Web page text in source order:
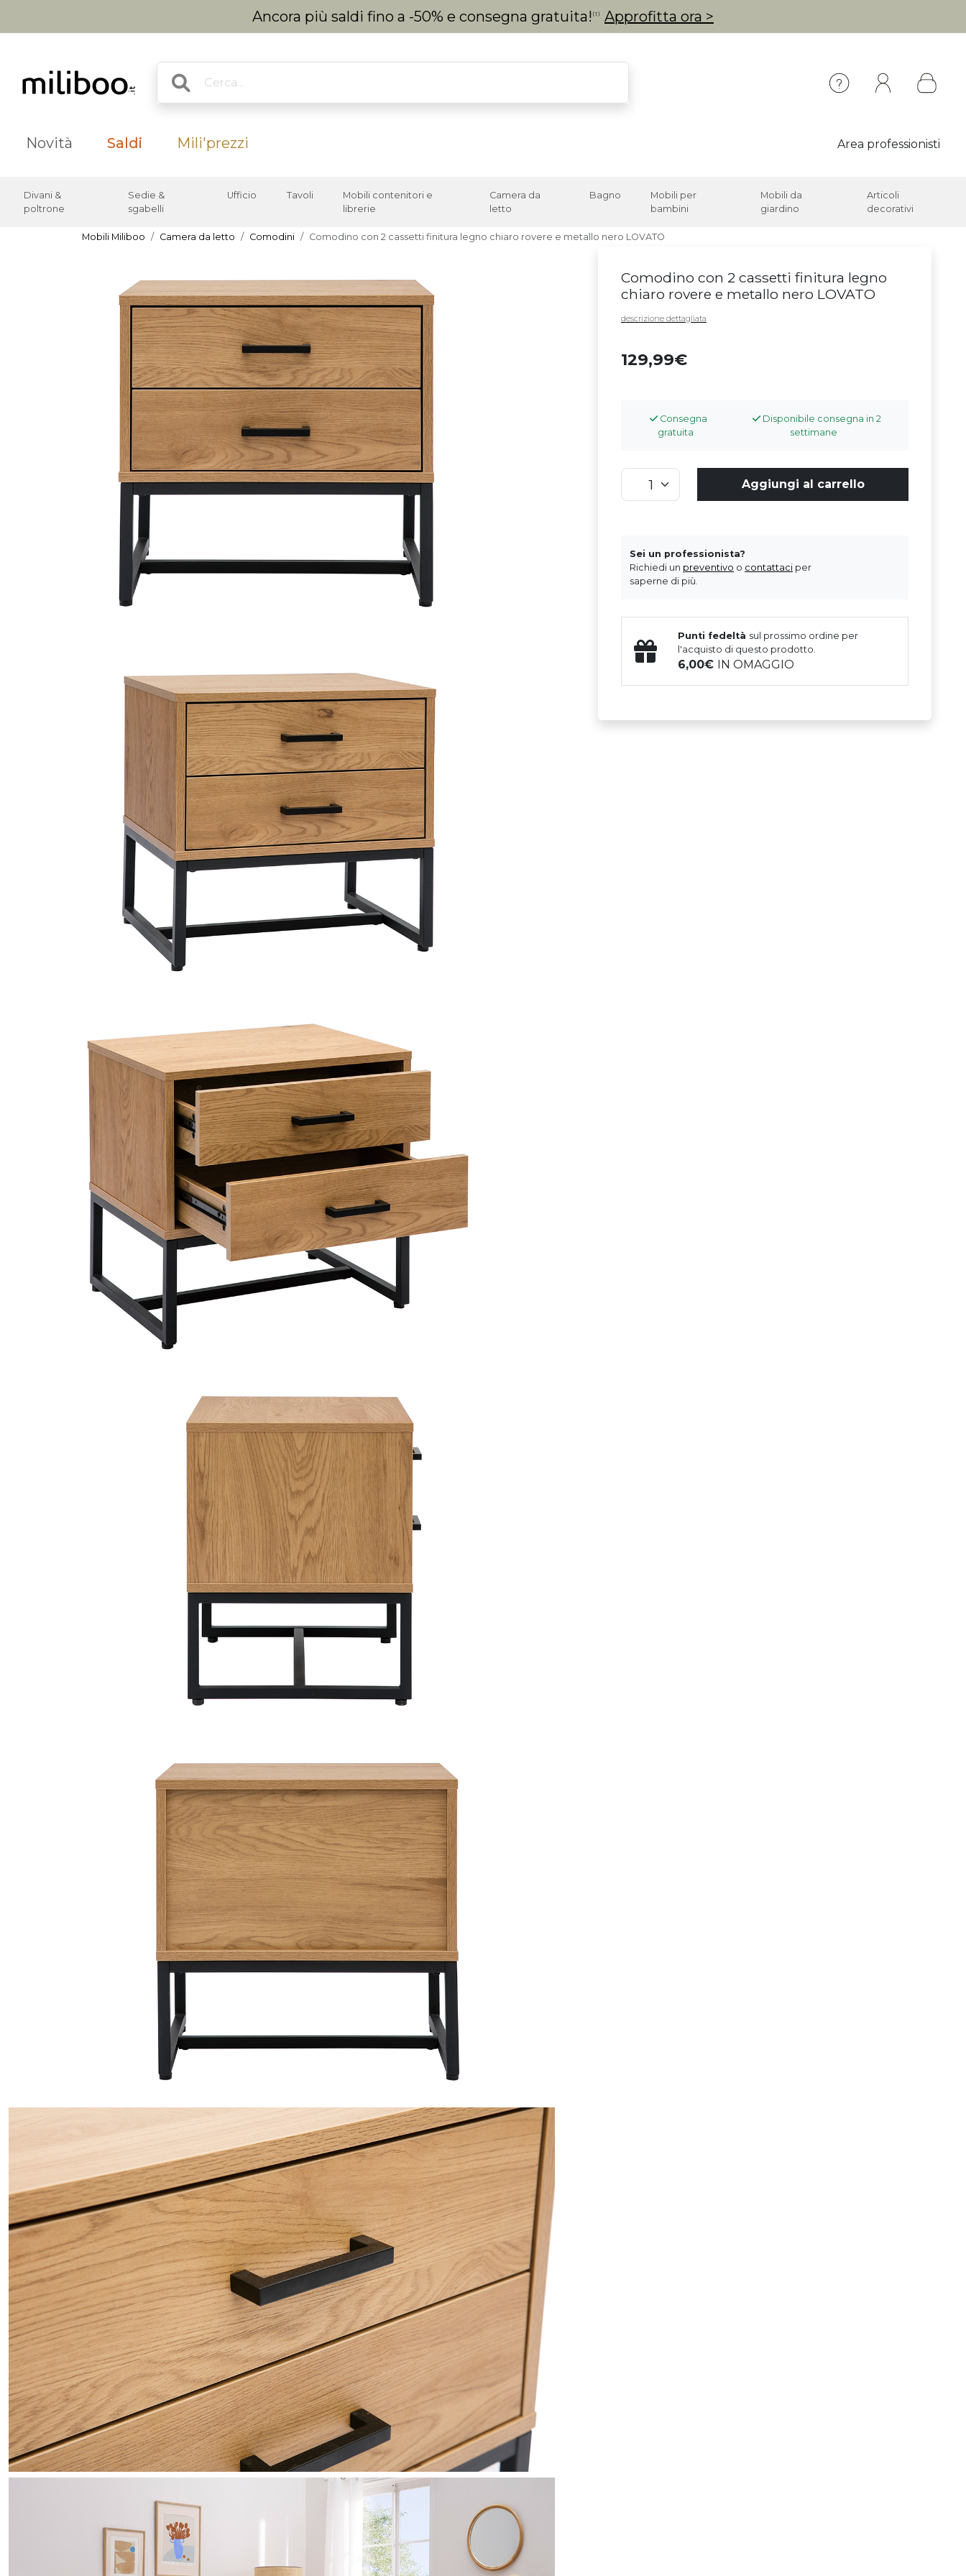
Ancora più saldi fino a -50% e consegna gratuita! (1) Approfitta ora >
Novità Saldi Mili'prezzi Area professionisti
Divani &
poltrone
Sedie &
sgabelli
Ufficio Tavoli
Mobili contenitori e
librerie
Camera da
letto
Bagno
Mobili per
bambini
Mobili da
giardino
Articoli
decorativi
Mobili Miliboo Camera da letto Comodini Comodino con 2 cassetti finitura legno chiaro rovere e metallo nero LOVATO
Comodino con 2 cassetti finitura legno
chiaro rovere e metallo nero LOVATO
descrizione dettagliata
129,99
Consegna
gratuita
Disponibile consegna in 2
settimane
Aggiungi al carrello
Sei un professionista?
Richiedi un preventivo o contattaci per
saperne di più.
Punti fedeltà sul prossimo ordine per
l'acquisto di questo prodotto.
6,00 IN OMAGGIO